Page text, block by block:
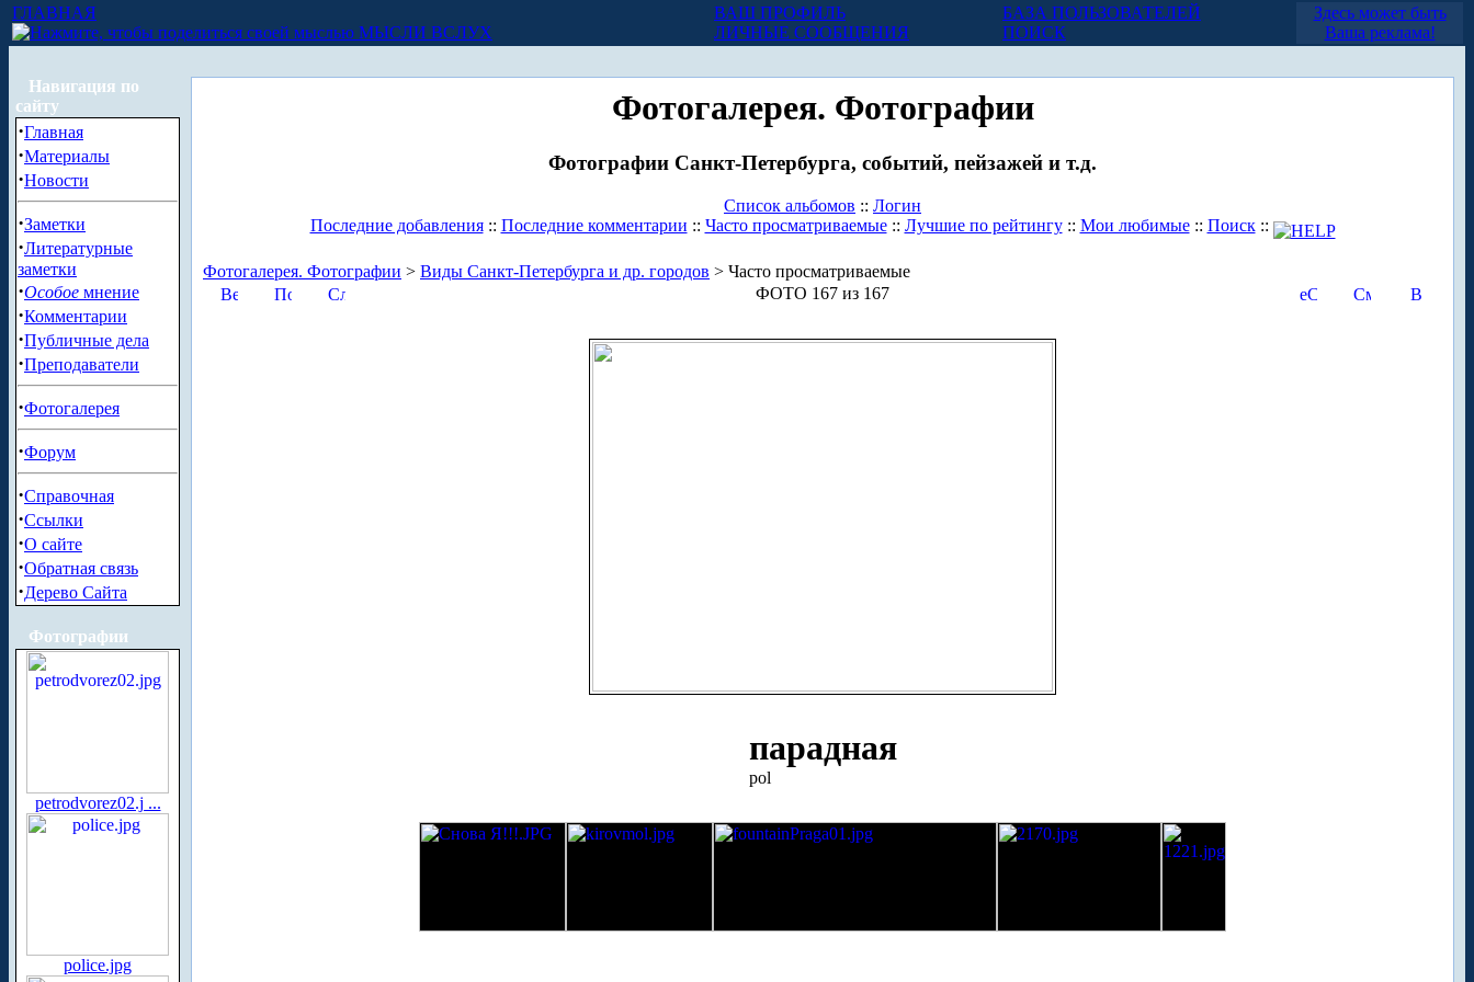
ГЛАВНАЯ
МЫСЛИ ВСЛУХ
ВАШ ПРОФИЛЬ
ЛИЧНЫЕ СООБЩЕНИЯ
БАЗА ПОЛЬЗОВАТЕЛЕЙ
ПОИСК
Здесь может быть
Ваша реклама!
Навигация по
сайту
·Главная
·Материалы
·Новости
·Заметки
·Литературные
заметки
·Особое мнение
·Комментарии
·Публичные дела
·Преподаватели
·Фотогалерея
·Форум
·Справочная
·Ссылки
·О сайте
·Обратная связь
·Дерево Сайта
Фотографии
petrodvorez02.j ...
police.jpg
Фотогалерея. Фотографии
Фотографии Санкт-Петербурга, событий, пейзажей и т.д.
Список альбомов :: Логин
Последние добавления:: Последние комментарии :: Часто просматриваемые:: Лучшие по рейтингу:: Мои любимые:: Поиск::
Фотогалерея. Фотографии > Виды Санкт-Петербурга и др. городов > Часто просматриваемые
ФОТО 167 из 167
парадная
pol